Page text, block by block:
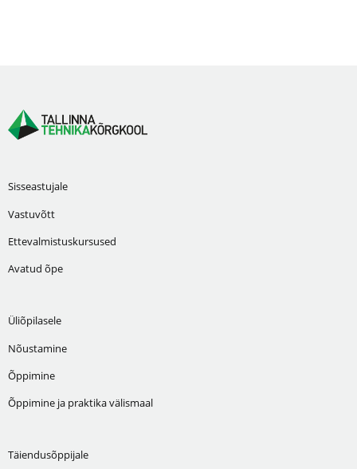
Sisseastujale
Vastuvõtt
Ettevalmistuskursused
Avatud õpe
Üliõpilasele
Nõustamine
Õppimine
Õppimine ja praktika välismaal
Täiendusõppijale